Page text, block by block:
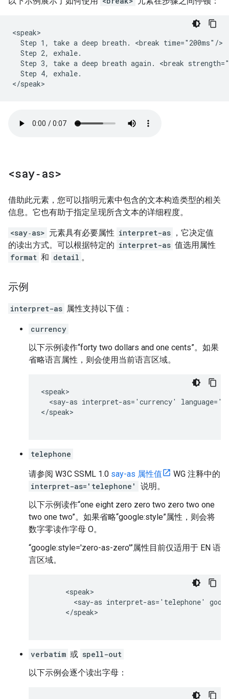
<speak>
  Step 1, take a deep breath. <break time="200ms"/>
  Step 2, exhale.
Step 3, take a deep breath again. <break
  Step 4, exhale.
</speak>
<say‑as>
借助此元素，您可以指明元素中包含的文本构造类型的相关
信息。它也有助于指定呈现所含文本的详细程度。
<say‑as> 元素具有必要属性 interpret-as ，它决定值
的读出方式。可以根据特定的 interpret-as 值选用属性
format 和 detail 。
示例
interpret-as 属性支持以下值：
currency
以下示例读作“forty two dollars and one cents”。如果
省略语言属性，则会使用当前语言区域。
<speak>
<say-as interpret-as='currency'
</speak>
telephone
请参阅 W3C SSML 1.0 say-as 属性值
WG 注释中的
interpret-as='telephone'
说明。
以下示例读作“one eight zero zero two zero two one
two one two”。如果省略“google:style”属性，则会将
数字零读作字母 O。
“google:style='zero-as-zero'”属性目前仅适用于 EN 语
言区域。
      <speak>
<say-as interpret-as='telephone'
      </speak>
verbatim 或 spell-out
以下示例会逐个读出字母：